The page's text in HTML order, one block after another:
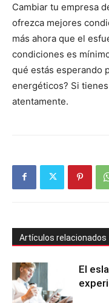
Cambiar tu empresa
ofrezca mejores
más ahora que el
condiciones es
qué estás esperando
energéticos? Si
atentamente.
Artículos relacionados
El